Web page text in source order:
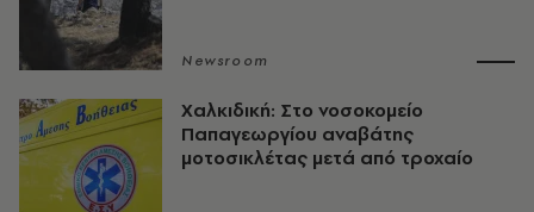
Newsroom
Χαλκιδική: Στο νοσοκομείο
Παπαγεωργίου αναβάτης
μοτοσικλέτας μετά από τροχαίο